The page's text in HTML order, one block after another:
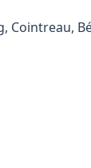
Cointreau,